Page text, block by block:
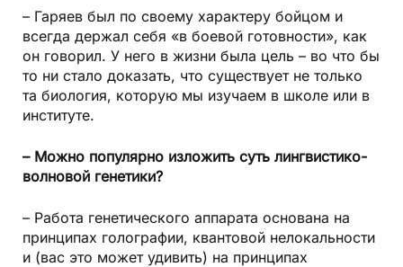
– Гаряев был по своему характеру бойцом и
всегда держал себя «в боевой готовности», как
он говорил. У него в жизни была цель – во что бы
то ни стало доказать, что существует не только
та биология, которую мы изучаем в школе или в
институте.
– Можно популярно изложить суть лингвистико-
волновой генетики?
– Работа генетического аппарата основана на
принципах голографии, квантовой нелокальности
и (вас это может удивить) на принципах